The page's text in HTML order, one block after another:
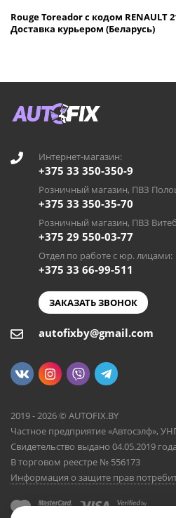
Rouge Toreador с кодом RENAULT
Доставка курьером (Беларусь)
Интернет-магазин:
+375 33 350-350-9
Розничный магазин, ПВЗ
+375 33 350-35-70
Розничный магазин, ПВЗ
+375 29 550-03-77
Отдел по работе с юр. лицами:
+375 33 66-99-511
ЗАКАЗАТЬ ЗВОНОК
autofixby@gmail.com
2019 - 2026 © AUTOFIX.BY
Частное предприятие «Автосэлф»,
Свидетельство выдано 04.05.2019
В торговом реестре № 556173
Информация о защите прав